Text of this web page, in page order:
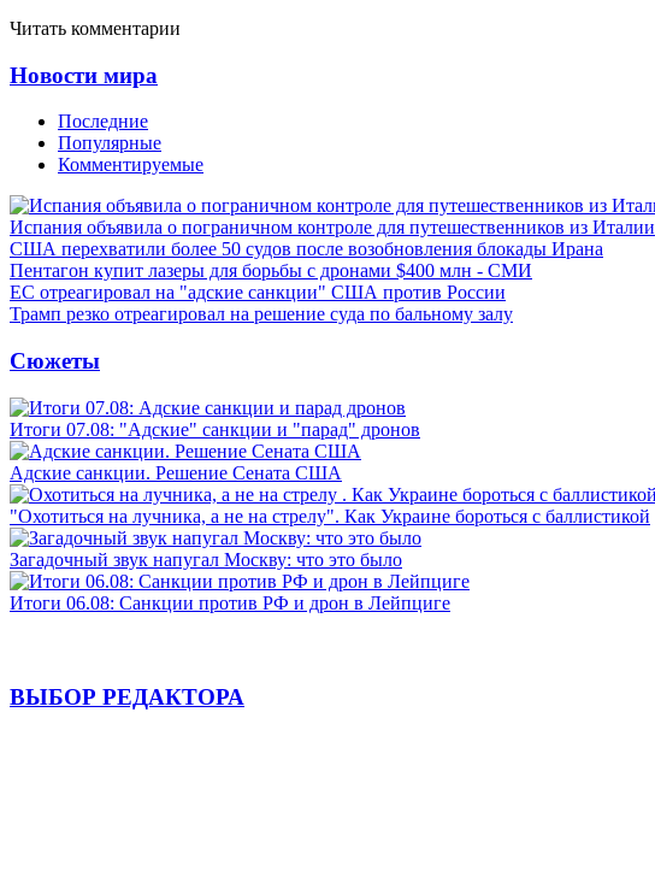
Читать комментарии
Новости мира
Последние
Популярные
Комментируемые
Испания объявила о пограничном контроле для путешественников из Италии
США перехватили более 50 судов после возобновления блокады Ирана
Пентагон купит лазеры для борьбы с дронами $400 млн - СМИ
ЕС отреагировал на "адские санкции" США против России
Трамп резко отреагировал на решение суда по бальному залу
Сюжеты
Итоги 07.08: "Адские" санкции и "парад" дронов
Адские санкции. Решение Сената США
"Охотиться на лучника, а не на стрелу". Как Украине бороться с баллистикой
Загадочный звук напугал Москву: что это было
Итоги 06.08: Санкции против РФ и дрон в Лейпциге
ВЫБОР РЕДАКТОРА